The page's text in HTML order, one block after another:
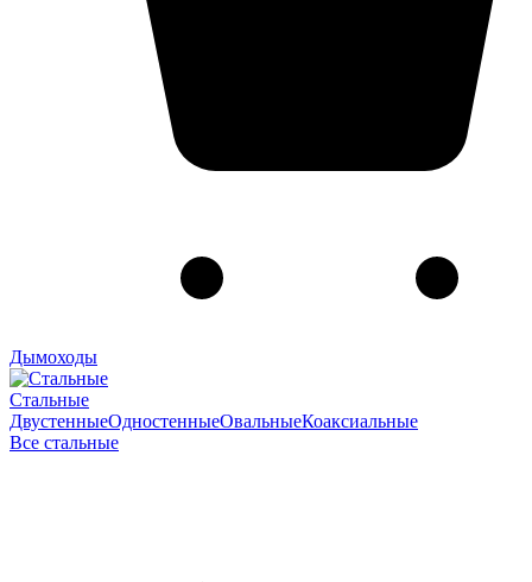
Дымоходы
Стальные
ДвустенныеОдностенныеОвальныеКоаксиальные
Все стальные